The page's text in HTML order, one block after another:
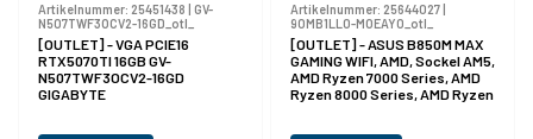
Artikelnummer: 25451438
GV-
N507TWF3OCV2-16GD_otl_
[OUTLET] - VGA PCIE16
RTX5070TI 16GB GV-
N507TWF3OCV2-16GD
GIGABYTE
Artikelnummer: 25644027
90MB1LL0-M0EAY0_otl_
[OUTLET] - ASUS B850M MAX
GAMING WIFI, AMD, Sockel AM5,
AMD Ryzen 7000 Series, AMD
Ryzen 8000 Series, AMD Ryzen